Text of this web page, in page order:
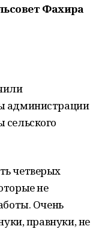
Фахира
администрации
четверых
не
Очень
правнуки, не